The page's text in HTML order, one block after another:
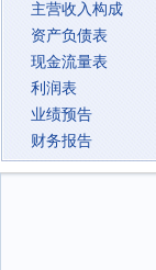
主营收入构成
资产负债表
现金流量表
利润表
业绩预告
财务报告